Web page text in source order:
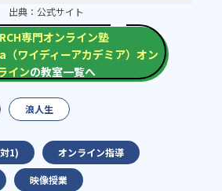
出典： 公式サイト
専門オンライン塾
ワイディーアカデミア）オン
インの教室一覧へ
浪人生
1) オンライン指導
映像授業